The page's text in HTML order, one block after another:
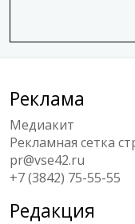
Реклама
Медиакит
Рекламная сетка
pr@vse42.ru
+7 (3842) 75-55-55
Редакция